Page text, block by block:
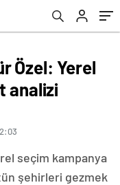
Özel: Yerel
analizi
seçim kampanya
şehirleri gezmek